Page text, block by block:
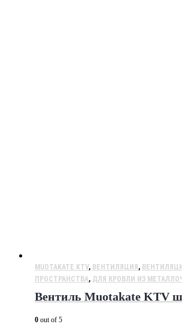
MUOTAKATE KTV, ВЕНТИЛЯЦИЯ,
ПРОСТРАНСТВА, ДЛЯ КРОВЛИ ИЗ
Вентиль Muotakate KTV
0 out of 5